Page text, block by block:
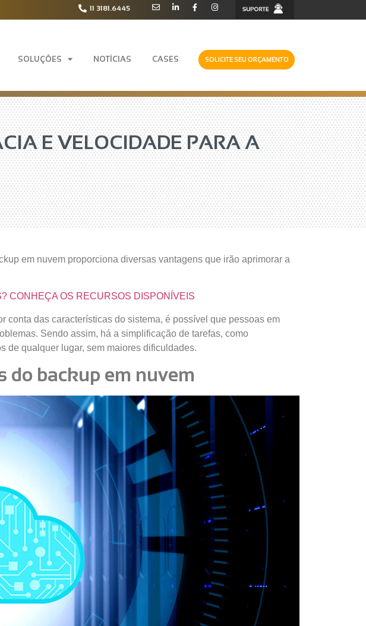
11 3181.6445
SOLUÇÕES NOTÍCIAS CASES SOLICITE SEU ORÇAMENTO
E VELOCIDADE PARA A
em nuvem proporciona diversas vantagens que irão aprimorar a
CONHEÇA OS RECURSOS DISPONÍVEIS
conta das características do sistema, é possível que pessoas em
Sendo assim, há a simplificação de tarefas, como
de qualquer lugar, sem maiores dificuldades.
do backup em nuvem